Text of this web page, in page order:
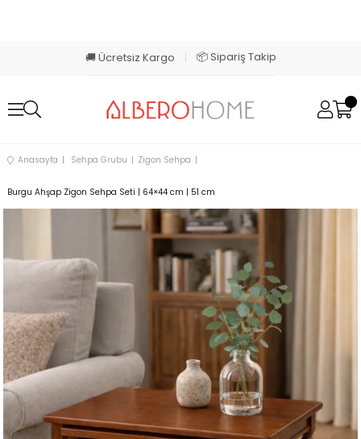
🚚 Ücretsiz Kargo 📦 Sipariş Takip
Anasayfa Sehpa Grubu Zigon Sehpa
Burgu Ahşap Zigon Sehpa Seti | 64×44 cm | 51 cm